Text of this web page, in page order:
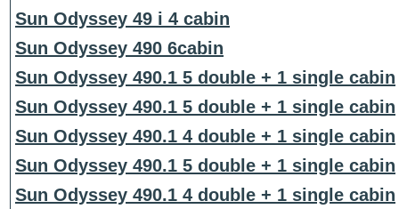
Sun Odyssey 49 i 4 cabin
Sun Odyssey 490 6cabin
Sun Odyssey 490.1 5 double + 1 single cabin
Sun Odyssey 490.1 5 double + 1 single cabin
Sun Odyssey 490.1 4 double + 1 single cabin
Sun Odyssey 490.1 5 double + 1 single cabin
Sun Odyssey 490.1 4 double + 1 single cabin